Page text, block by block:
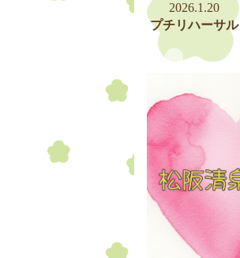
2026.1.20
プチリハーサル